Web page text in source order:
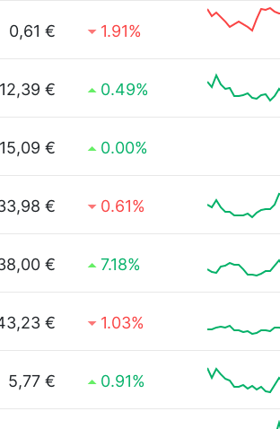
0,61 € 1.91%
12,39 € 0.49%
15,09 € 0.00%
€ 0.61%
€ 7.18%
€ 1.03%
5,77 € 0.91%